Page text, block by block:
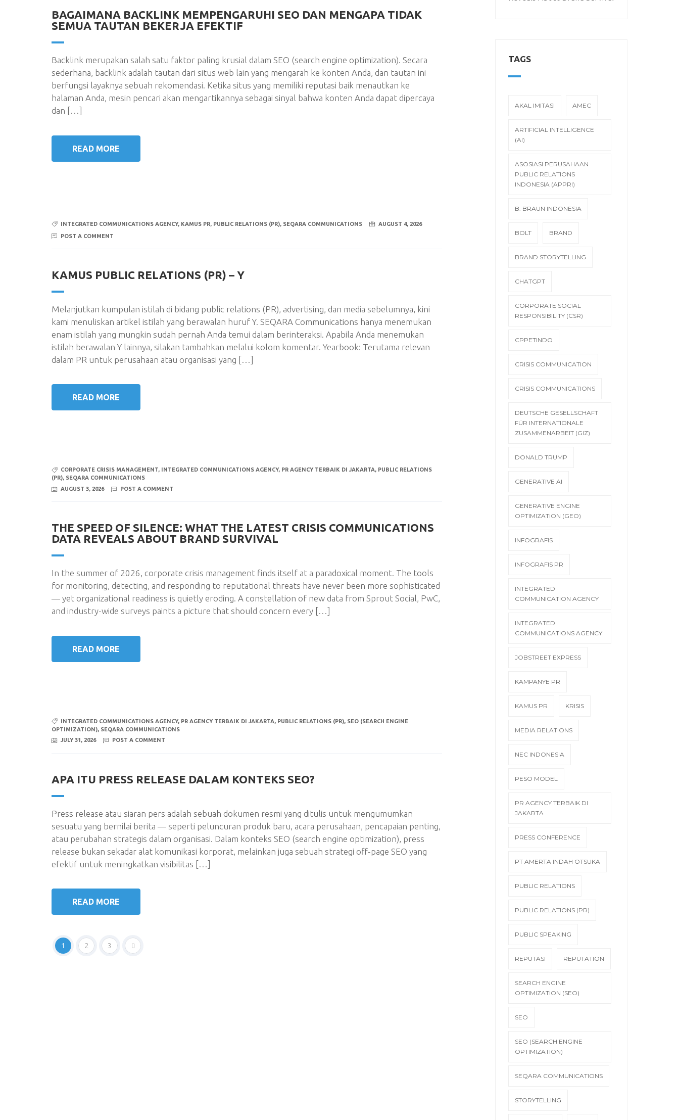
BAGAIMANA BACKLINK MEMPENGARUHI SEO DAN MENGAPA TIDAK
SEMUA TAUTAN BEKERJA EFEKTIF
Backlink merupakan salah satu faktor paling krusial dalam SEO (search engine optimization). Secara
sederhana, backlink adalah tautan dari situs web lain yang mengarah ke konten Anda, dan tautan ini
berfungsi layaknya sebuah rekomendasi. Ketika situs yang memiliki reputasi baik menautkan ke
halaman Anda, mesin pencari akan mengartikannya sebagai sinyal bahwa konten Anda dapat dipercaya
dan […]
READ MORE
INTEGRATED COMMUNICATIONS AGENCY, KAMUS PR, PUBLIC RELATIONS (PR), SEQARA COMMUNICATIONS
AUGUST 4, 2026
POST A COMMENT
KAMUS PUBLIC RELATIONS (PR) – Y
Melanjutkan kumpulan istilah di bidang public relations (PR), advertising, dan media sebelumnya, kini
kami menuliskan artikel istilah yang berawalan huruf Y. SEQARA Communications hanya menemukan
enam istilah yang mungkin sudah pernah Anda temui dalam berinteraksi. Apabila Anda menemukan
istilah berawalan Y lainnya, silakan tambahkan melalui kolom komentar. Yearbook: Terutama relevan
dalam PR untuk perusahaan atau organisasi yang […]
READ MORE
CORPORATE CRISIS MANAGEMENT, INTEGRATED COMMUNICATIONS AGENCY, PR AGENCY TERBAIK DI JAKARTA, PUBLIC RELATIONS
(PR), SEQARA COMMUNICATIONS
AUGUST 3, 2026
POST A COMMENT
THE SPEED OF SILENCE: WHAT THE LATEST CRISIS COMMUNICATIONS
DATA REVEALS ABOUT BRAND SURVIVAL
In the summer of 2026, corporate crisis management finds itself at a paradoxical moment. The tools
for monitoring, detecting, and responding to reputational threats have never been more sophisticated
— yet organizational readiness is quietly eroding. A constellation of new data from Sprout Social, PwC,
and industry-wide surveys paints a picture that should concern every […]
READ MORE
INTEGRATED COMMUNICATIONS AGENCY, PR AGENCY TERBAIK DI JAKARTA, PUBLIC RELATIONS (PR), SEO (SEARCH ENGINE
OPTIMIZATION), SEQARA COMMUNICATIONS
JULY 31, 2026
POST A COMMENT
APA ITU PRESS RELEASE DALAM KONTEKS SEO?
Press release atau siaran pers adalah sebuah dokumen resmi yang ditulis untuk mengumumkan
sesuatu yang bernilai berita — seperti peluncuran produk baru, acara perusahaan, pencapaian penting,
atau perubahan strategis dalam organisasi. Dalam konteks SEO (search engine optimization), press
release bukan sekadar alat komunikasi korporat, melainkan juga sebuah strategi off-page SEO yang
efektif untuk meningkatkan visibilitas […]
READ MORE
1 2 3
TAGS
AKAL IMITASI AMEC
ARTIFICIAL INTELLIGENCE
(AI)
ASOSIASI PERUSAHAAN
PUBLIC RELATIONS
INDONESIA (APPRI)
B. BRAUN INDONESIA
BOLT BRAND
BRAND STORYTELLING
CHATGPT
CORPORATE SOCIAL
RESPONSIBILITY (CSR)
CPPETINDO
CRISIS COMMUNICATION
CRISIS COMMUNICATIONS
DEUTSCHE GESELLSCHAFT
FÜR INTERNATIONALE
ZUSAMMENARBEIT (GIZ)
DONALD TRUMP
GENERATIVE AI
GENERATIVE ENGINE
OPTIMIZATION (GEO)
INFOGRAFIS
INFOGRAFIS PR
INTEGRATED
COMMUNICATION AGENCY
INTEGRATED
COMMUNICATIONS AGENCY
JOBSTREET EXPRESS
KAMPANYE PR
KAMUS PR KRISIS
MEDIA RELATIONS
NEC INDONESIA
PESO MODEL
PR AGENCY TERBAIK DI
JAKARTA
PRESS CONFERENCE
PT AMERTA INDAH OTSUKA
PUBLIC RELATIONS
PUBLIC RELATIONS (PR)
PUBLIC SPEAKING
REPUTASI REPUTATION
SEARCH ENGINE
OPTIMIZATION (SEO)
SEO
SEO (SEARCH ENGINE
OPTIMIZATION)
SEQARA COMMUNICATIONS
STORYTELLING